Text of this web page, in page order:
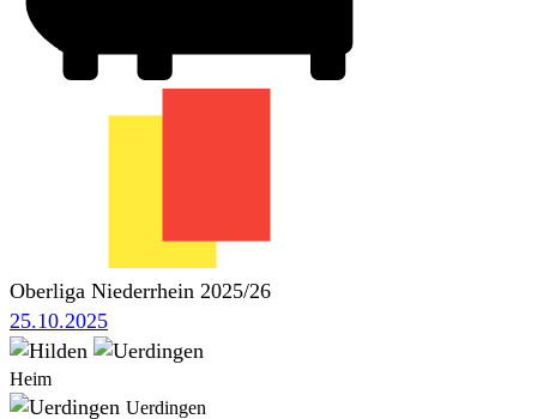
Oberliga Niederrhein 2025/26
25.10.2025
Heim
Uerdingen